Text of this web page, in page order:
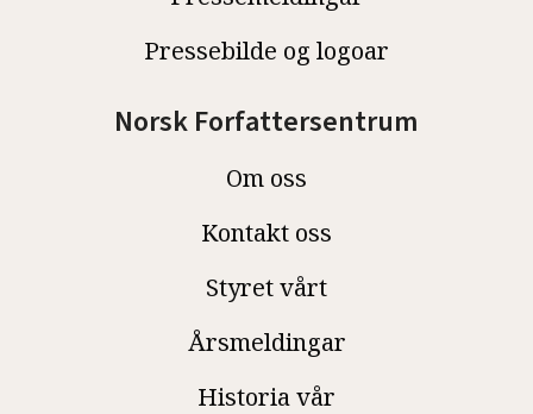
Pressebilde og logoar
Norsk Forfattersentrum
Om oss
Kontakt oss
Styret vårt
Årsmeldingar
Historia vår